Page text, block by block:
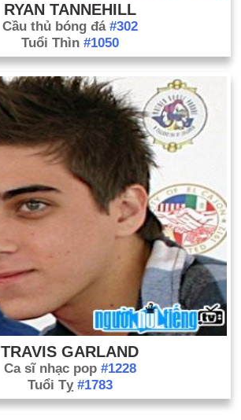
RYAN TANNEHILL
Cầu thủ bóng đá #302
Tuổi Thìn #1050
TRAVIS GARLAND
Ca sĩ nhạc pop #1228
Tuổi Tỵ #1783